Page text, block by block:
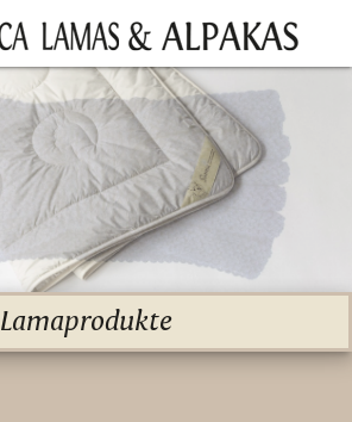
Lamaprodukte